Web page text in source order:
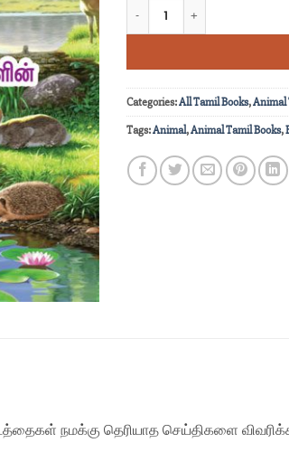
Categories:All Tamil Books,Animal
Tags:Animal,Animal Tamil Books,
நமக்கு தெரியாத செய்திகளை